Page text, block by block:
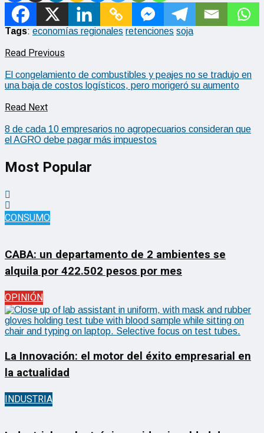
Tags: economías regionales retenciones soja
Read Previous
El congelamiento de combustibles y peajes no se tradujo en
una baja de costos logísticos, pero morigeró su aumento
Read Next
8 de cada 10 empresarios no agropecuarios consideran que
el AGRO debe pagar más impuestos
Most Popular
CONSUMO
CABA: un departamento de 2 ambientes se
alquila por 422.502 pesos por mes
OPINIÓN
La Innovación: el motor del éxito empresarial en
la actualidad
INDUSTRIA